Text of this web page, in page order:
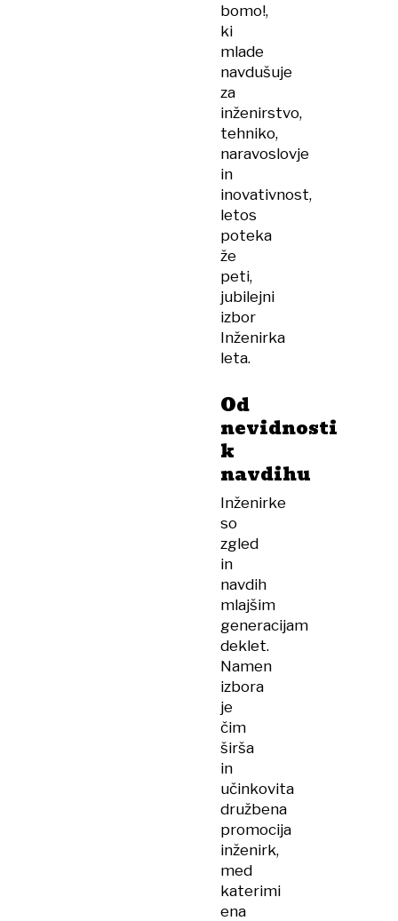
bomo!,
ki
mlade
navdušuje
za
inženirstvo,
tehniko,
naravoslovje
in
inovativnost,
letos
poteka
že
peti,
jubilejni
izbor
Inženirka
leta.
Od
nevidnosti
k
navdihu
Inženirke
so
zgled
in
navdih
mlajšim
generacijam
deklet.
Namen
izbora
je
čim
širša
in
učinkovita
družbena
promocija
inženirk,
med
katerimi
ena